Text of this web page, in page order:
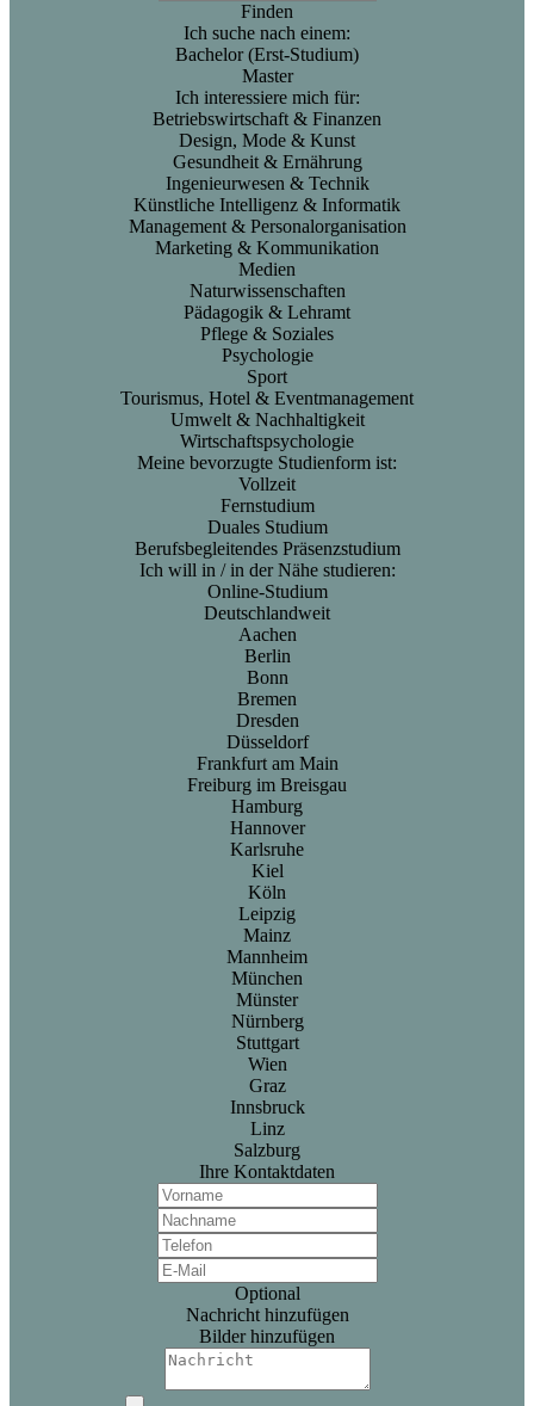
Finden
Ich suche nach einem:
Bachelor (Erst-Studium)
Master
Ich interessiere mich für:
Betriebswirtschaft & Finanzen
Design, Mode & Kunst
Gesundheit & Ernährung
Ingenieurwesen & Technik
Künstliche Intelligenz & Informatik
Management & Personalorganisation
Marketing & Kommunikation
Medien
Naturwissenschaften
Pädagogik & Lehramt
Pflege & Soziales
Psychologie
Sport
Tourismus, Hotel & Eventmanagement
Umwelt & Nachhaltigkeit
Wirtschaftspsychologie
Meine bevorzugte Studienform ist:
Vollzeit
Fernstudium
Duales Studium
Berufsbegleitendes Präsenzstudium
Ich will in / in der Nähe studieren:
Online-Studium
Deutschlandweit
Aachen
Berlin
Bonn
Bremen
Dresden
Düsseldorf
Frankfurt am Main
Freiburg im Breisgau
Hamburg
Hannover
Karlsruhe
Kiel
Köln
Leipzig
Mainz
Mannheim
München
Münster
Nürnberg
Stuttgart
Wien
Graz
Innsbruck
Linz
Salzburg
Ihre Kontaktdaten
Optional
Nachricht hinzufügen
Bilder hinzufügen